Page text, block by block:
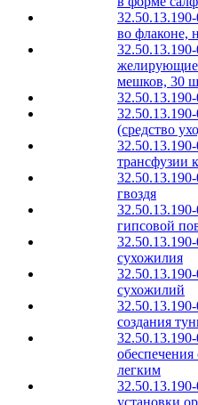
во флаконе,
желирующие
мешков, 30
(средство
трансфузии
гвоздя
гипсовой
сухожилия
сухожилий
создания
легким
установки